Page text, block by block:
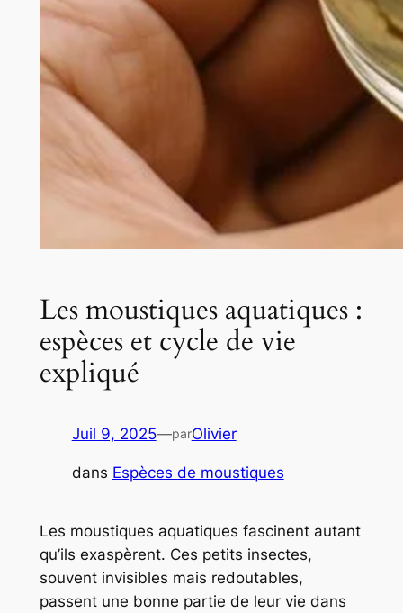
Les moustiques aquatiques :
espèces et cycle de vie
expliqué
Juil 9, 2025—parOlivier
dans Espèces de moustiques
Les moustiques aquatiques fascinent autant
qu’ils exaspèrent. Ces petits insectes,
souvent invisibles mais redoutables,
passent une bonne partie de leur vie dans